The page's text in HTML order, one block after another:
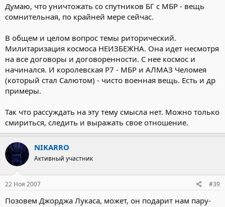
Думаю, что уничтожать со спутников БГ с МБР - вещь
сомнительная, по крайней мере сейчас.
В общем и целом вопрос темы риторический.
Милитаризация космоса НЕИЗБЕЖНА. Она идет несмотря
на все договоры и договоренности. С нее космос и
начинался. И королевская Р7 - МБР и АЛМАЗ Челомея
(который стал Салютом) - чисто военная вещь. Есть и др
примеры.
Так что рассуждать на эту тему смысла нет. Можно только
смириться, следить и выражать свое отношение.
NIKARRO
Активный участник
22 Ноя 2007 #39
Позовем Джорджа Лукаса, может, он подарит нам пару-